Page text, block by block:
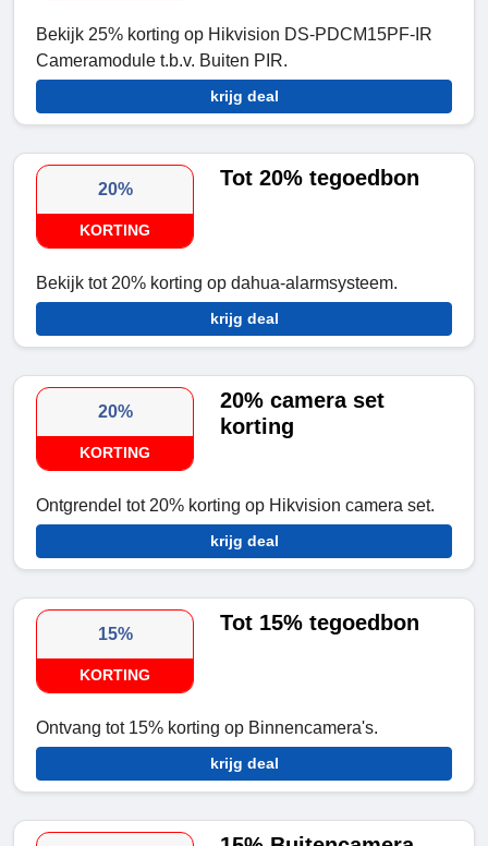
Bekijk 25% korting op Hikvision DS-PDCM15PF-IR
Cameramodule t.b.v. Buiten PIR.
krijg deal
20%
KORTING
Tot 20% tegoedbon
Bekijk tot 20% korting op dahua-alarmsysteem.
krijg deal
20%
KORTING
20% camera set
korting
Ontgrendel tot 20% korting op Hikvision camera set.
krijg deal
15%
KORTING
Tot 15% tegoedbon
Ontvang tot 15% korting op Binnencamera's.
krijg deal